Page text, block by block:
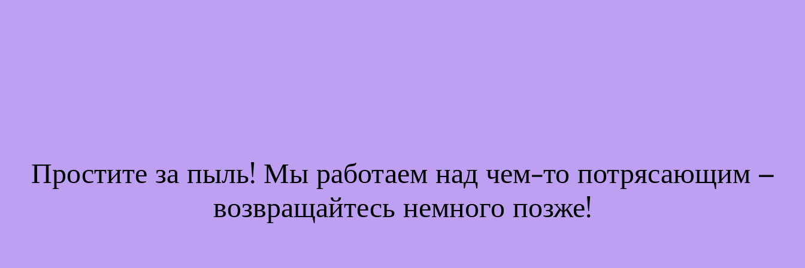
Простите за пыль! Мы работаем над чем-то потрясающим –
возвращайтесь немного позже!